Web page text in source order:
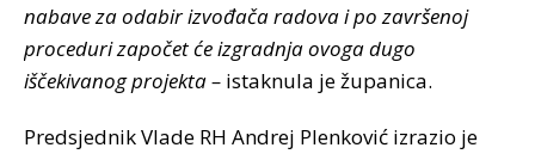
nabave za odabir izvođača radova i po završenoj
proceduri započet će izgradnja ovoga dugo
iščekivanog projekta – istaknula je županica.
Predsjednik Vlade RH Andrej Plenković izrazio je